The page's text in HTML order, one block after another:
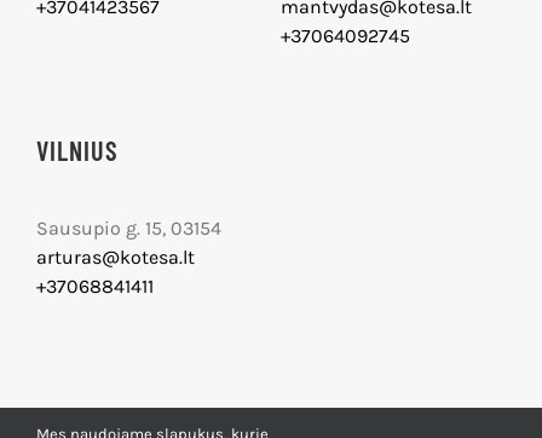
+37041423567
mantvydas@kotesa.lt
+37064092745
VILNIUS
Sausupio g. 15, 03154
arturas@kotesa.lt
+37068841411
Mes naudojame slapukus, kurie